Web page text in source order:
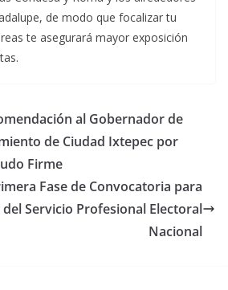
de modo que focalizar tu
te asegurará mayor exposición
al Gobernador de
de Ciudad Ixtepec por
Firme
Fase de Convocatoria para
Servicio Profesional Electoral
Nacional